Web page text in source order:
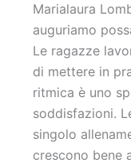
Marialaura
auguriamo
Le ragazze
di mettere in
ritmica è uno
soddisfazioni.
singolo
crescono bene